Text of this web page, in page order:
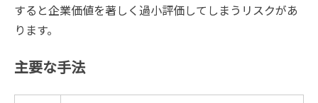
すると企業価値を著しく過小評価してしまうリスクがあ
ります。
主要な手法